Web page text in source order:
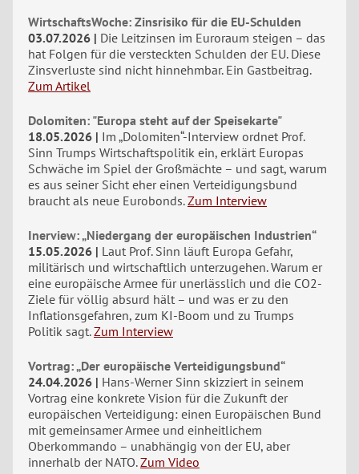
WirtschaftsWoche: Zinsrisiko für die EU-Schulden
03.07.2026
Die Leitzinsen im Euroraum steigen – das
hat Folgen für die versteckten Schulden der EU. Diese
Zinsverluste sind nicht hinnehmbar. Ein Gastbeitrag.
Zum Artikel
Dolomiten: "Europa steht auf der Speisekarte"
18.05.2026
Im „Dolomiten“-Interview ordnet Prof.
Sinn Trumps Wirtschaftspolitik ein, erklärt Europas
Schwäche im Spiel der Großmächte – und sagt, warum
es aus seiner Sicht eher einen Verteidigungsbund
braucht als neue Eurobonds. Zum Interview
Inerview: „Niedergang der europäischen Industrien“
15.05.2026
Laut Prof. Sinn läuft Europa Gefahr,
militärisch und wirtschaftlich unterzugehen. Warum er
eine europäische Armee für unerlässlich und die CO2-
Ziele für völlig absurd hält – und was er zu den
Inflationsgefahren, zum KI-Boom und zu Trumps
Politik sagt. Zum Interview
Vortrag: „Der europäische Verteidigungsbund“
24.04.2026
Hans-Werner Sinn skizziert in seinem
Vortrag eine konkrete Vision für die Zukunft der
europäischen Verteidigung: einen Europäischen Bund
mit gemeinsamer Armee und einheitlichem
Oberkommando – unabhängig von der EU, aber
innerhalb der NATO. Zum Video